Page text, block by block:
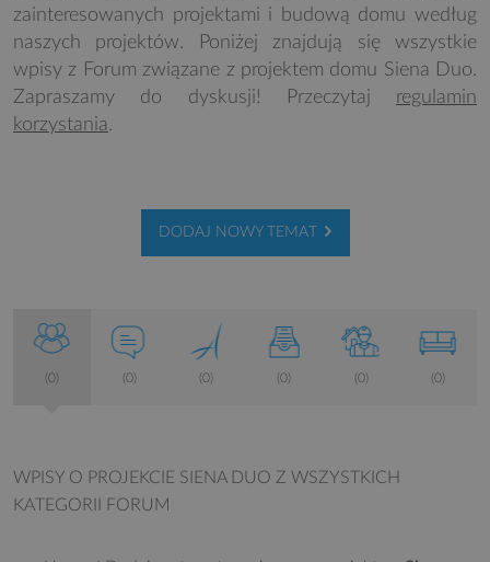
zainteresowanych projektami i budową domu według
naszych projektów. Poniżej znajdują się wszystkie
wpisy z Forum związane z projektem domu Siena Duo.
Zapraszamy do dyskusji! Przeczytaj regulamin
korzystania.
DODAJ NOWY TEMAT
(0) (0) (0) (0) (0) (0)
WPISY O PROJEKCIE SIENA DUO Z WSZYSTKICH
KATEGORII FORUM